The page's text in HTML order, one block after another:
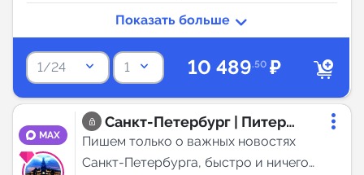
1/24 keyboard_arrow_down 1 keyboard_arrow_down 10 489.50 ₽
MAX
Санкт-Петербург | Питер
Новости
Пишем только о важных новостях
Санкт-Петербурга, быстро и ничего